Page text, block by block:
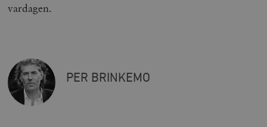
vardagen.
PER BRINKEMO